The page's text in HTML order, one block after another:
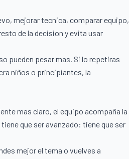
mejorar tecnica, comparar equipo,
de la decision y evita usar
pueden pesar mas. Si lo repetiras
niños o principiantes, la
mas claro, el equipo acompaña la
que ser avanzado: tiene que ser
mejor el tema o vuelves a